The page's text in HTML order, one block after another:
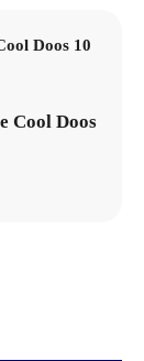
Cool Doos